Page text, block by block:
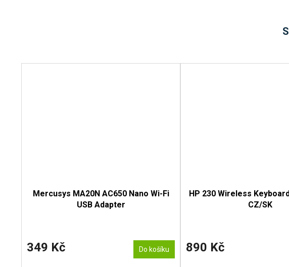
Mercusys MA20N AC650 Nano Wi-Fi
USB Adapter
349 Kč Do košíku
HP 230 Wireless
CZ/SK
890 Kč